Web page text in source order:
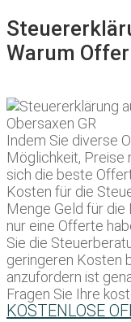
Warum
Indem Sie diverse
Möglichkeit, Preise
sich die beste
Kosten für die
Menge Geld für die
nur eine Offerte
Sie die
geringeren Kosten
anzufordern ist
Fragen Sie Ihre
KOSTENLOSE